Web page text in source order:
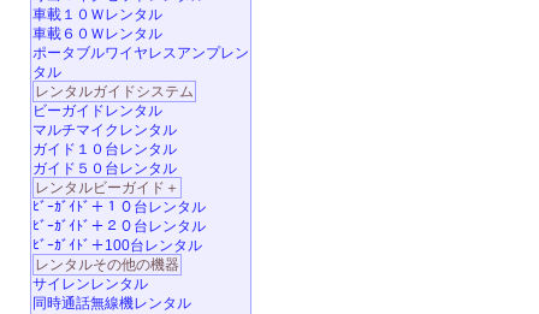
車載１０Ｗレンタル
車載６０Ｗレンタル
ポータブルワイヤレスアンプレン
タル
レンタルガイドシステム
ビーガイドレンタル
マルチマイクレンタル
ガイド１０台レンタル
ガイド５０台レンタル
レンタルビーガイド＋
ﾋﾞｰｶﾞｲﾄﾞ＋１０台レンタル
ﾋﾞｰｶﾞｲﾄﾞ＋２０台レンタル
ﾋﾞｰｶﾞｲﾄﾞ＋100台レンタル
レンタルその他の機器
サイレンレンタル
同時通話無線機レンタル